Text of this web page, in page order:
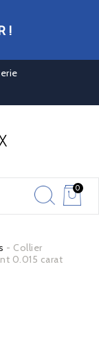
!
0
Collier
0.015 carat